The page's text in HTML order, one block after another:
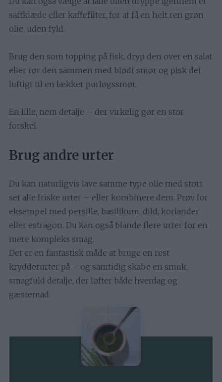
saftklæde eller kaffefilter, for at få en helt ren grøn
olie, uden fyld.
Brug den som topping på fisk, dryp den over en salat
eller rør den sammen med blødt smør og pisk det
luftigt til en lækker purløgssmør.
En lille, nem detalje – der virkelig gør en stor
forskel.
Brug andre urter
Du kan naturligvis lave samme type olie med stort
set alle friske urter – eller kombinere dem. Prøv for
eksempel med persille, basilikum, dild, koriander
eller estragon. Du kan også blande flere urter for en
mere kompleks smag.
Det er en fantastisk måde at bruge en rest
krydderurter på – og samtidig skabe en smuk,
smagfuld detalje, der løfter både hverdag og
gæstemad.